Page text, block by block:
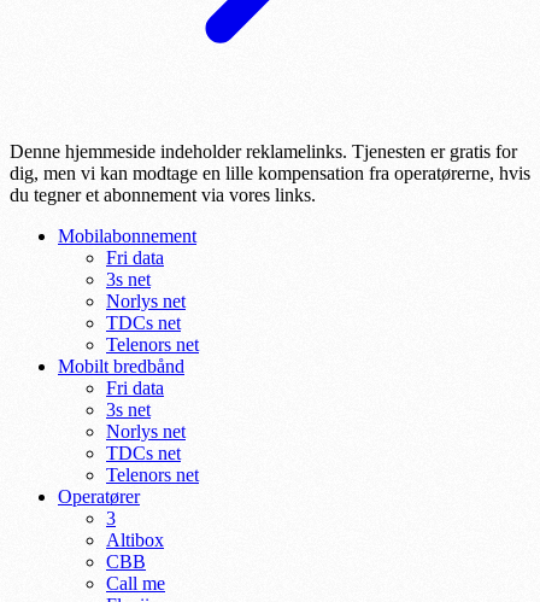
Denne hjemmeside indeholder reklamelinks. Tjenesten er gratis for
dig, men vi kan modtage en lille kompensation fra operatørerne, hvis
du tegner et abonnement via vores links.
Mobilabonnement
Fri data
3s net
Norlys net
TDCs net
Telenors net
Mobilt bredbånd
Fri data
3s net
Norlys net
TDCs net
Telenors net
Operatører
3
Altibox
CBB
Call me